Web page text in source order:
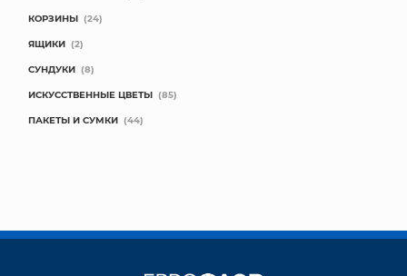
КОРЗИНЫ (24)
ЯЩИКИ (2)
СУНДУКИ (8)
ИСКУССТВЕННЫЕ ЦВЕТЫ (85)
ПАКЕТЫ И СУМКИ (44)